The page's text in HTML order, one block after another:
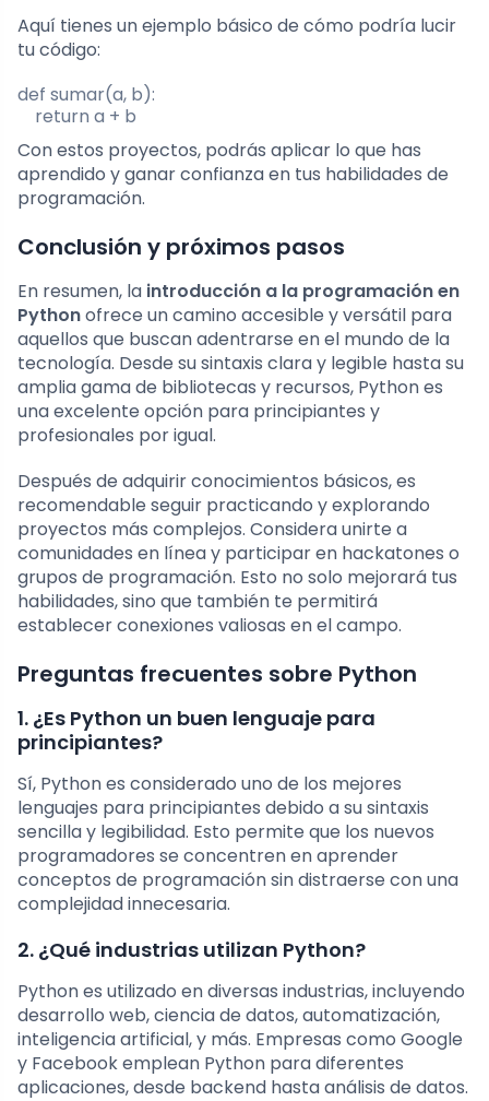
Aquí tienes un ejemplo básico de cómo podría lucir
tu código:
def sumar(a, b):
    return a + b
Con estos proyectos, podrás aplicar lo que has
aprendido y ganar confianza en tus habilidades de
programación.
Conclusión y próximos pasos
En resumen, la introducción a la programación en
Pythonofrece un camino accesible y versátil para
aquellos que buscan adentrarse en el mundo de la
tecnología. Desde su sintaxis clara y legible hasta su
amplia gama de bibliotecas y recursos, Python es
una excelente opción para principiantes y
profesionales por igual.
Después de adquirir conocimientos básicos, es
recomendable seguir practicando y explorando
proyectos más complejos. Considera unirte a
comunidades en línea y participar en hackatones o
grupos de programación. Esto no solo mejorará tus
habilidades, sino que también te permitirá
establecer conexiones valiosas en el campo.
Preguntas frecuentes sobre Python
1. ¿Es Python un buen lenguaje para
principiantes?
Sí, Python es considerado uno de los mejores
lenguajes para principiantes debido a su sintaxis
sencilla y legibilidad. Esto permite que los nuevos
programadores se concentren en aprender
conceptos de programación sin distraerse con una
complejidad innecesaria.
2. ¿Qué industrias utilizan Python?
Python es utilizado en diversas industrias, incluyendo
desarrollo web, ciencia de datos, automatización,
inteligencia artificial, y más. Empresas como Google
y Facebook emplean Python para diferentes
aplicaciones, desde backend hasta análisis de datos.